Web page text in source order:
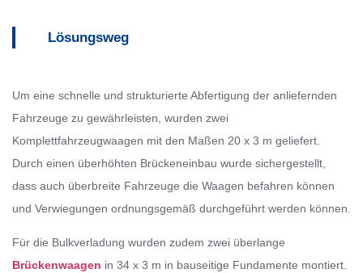
Lösungsweg
Um eine schnelle und strukturierte Abfertigung der anliefernden
Fahrzeuge zu gewährleisten, wurden zwei
Komplettfahrzeugwaagen mit den Maßen 20 x 3 m geliefert.
Durch einen überhöhten Brückeneinbau wurde sichergestellt,
dass auch überbreite Fahrzeuge die Waagen befahren können
und Verwiegungen ordnungsgemäß durchgeführt werden können.
Für die Bulkverladung wurden zudem zwei überlange
Brückenwaagen in 34 x 3 m in bauseitige Fundamente montiert.